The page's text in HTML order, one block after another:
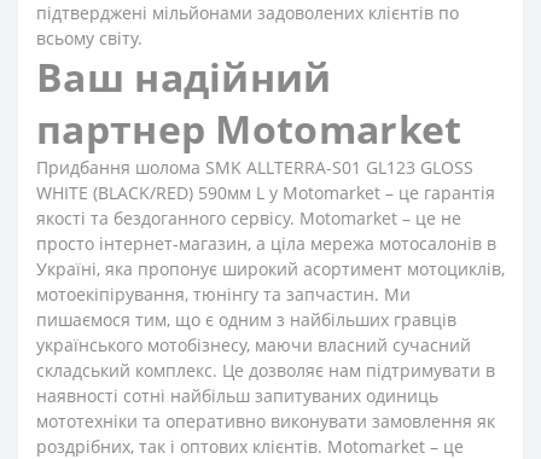
підтверджені мільйонами задоволених клієнтів по
всьому світу.
Ваш надійний
партнер Motomarket
Придбання шолома SMK ALLTERRA-S01 GL123 GLOSS
WHITE (BLACK/RED) 590мм L у Motomarket – це гарантія
якості та бездоганного сервісу. Motomarket – це не
просто інтернет-магазин, а ціла мережа мотосалонів в
Україні, яка пропонує широкий асортимент мотоциклів,
мотоекіпірування, тюнінгу та запчастин. Ми
пишаємося тим, що є одним з найбільших гравців
українського мотобізнесу, маючи власний сучасний
складський комплекс. Це дозволяє нам підтримувати в
наявності сотні найбільш запитуваних одиниць
мототехніки та оперативно виконувати замовлення як
роздрібних, так і оптових клієнтів. Motomarket – це